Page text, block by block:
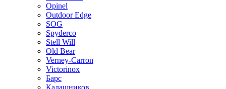
Opinel
Outdoor Edge
SOG
Spyderco
Stell Will
Old Bear
Verney-Carron
Victorinox
Барс
Калашников